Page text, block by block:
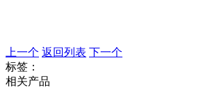
上一个 返回列表 下一个
标签：
相关产品